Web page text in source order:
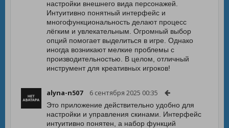
настройки внешнего вида персонажей.
Интуитивно понятный интерфейс и
многофункциональность делают процесс
лёгким и увлекательным. Огромный выбор
опций помогает выделиться в игре. Однако
иногда возникают мелкие проблемы с
производительностью. В целом, отличный
инструмент для креативных игроков!
alyna-n507 6 сентября 2025 00:35
Это приложение действительно удобно для
настройки и управления скинами. Интерфейс
интуитивно понятен, а набор функций